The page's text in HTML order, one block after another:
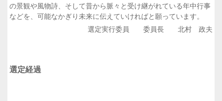
の景観や風物詩、そして昔から脈々と受け継がれている年中行事
などを、可能なかぎり未来に伝えていければと願っています。
選定実行委員 委員長 北村 政夫
選定経過